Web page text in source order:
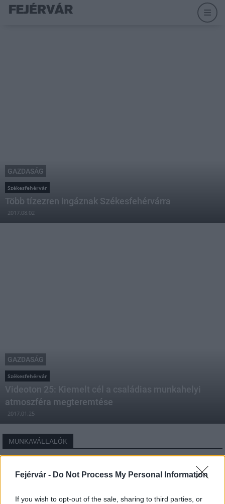
Fejérvár - Do Not Process My Personal Information
If you wish to opt-out of the sale, sharing to third parties, or
GAZDASÁG
Székesfehérvár
Több tízezren ingáznak Székesfehérvárra
2017.08.02
GAZDASÁG
Székesfehérvár
Videoton 25: Kiemelt cél a családias munkahelyi
atmoszféra megteremtése
2017.01.25
MUNKAVÁLLALÓK